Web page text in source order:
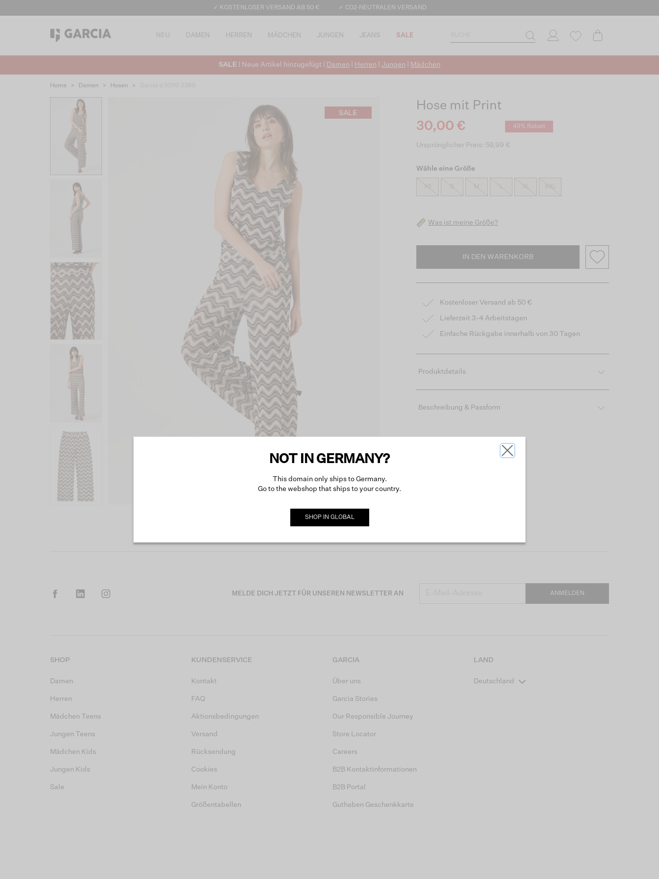
✓ KOSTENLOSER VERSAND AB 50 € ✓ CO2-NEUTRALEN VERSAND
NEU DAMEN HERREN MÄDCHEN JUNGEN JEANS SALE
SALE | Neue Artikel hinzugefügt | Damen Herren Jungen Mädchen
Home > Damen > Hosen >
Hose mit Print
30,00 €
49% Rabatt
Ursprünglicher Preis: 59,99 €
Wähle eine Größe
XS M XL XXL
Was ist meine Größe?
IN DEN WARENKORB
Kostenloser Versand ab 50 €
Lieferzeit 3-4 Arbeitstagen
Einfache Rückgabe innerhalb von 30 Tagen
Produktdetails
Beschreibung & Passform
MELDE DICH JETZT FÜR UNSEREN NEWSLETTER AN ANMELDEN
SHOP
Damen
Herren
Mädchen Teens
Jungen Teens
Mädchen Kids
Jungen Kids
Sale
KUNDENSERVICE
Kontakt
FAQ
Aktionsbedingungen
Versand
Rücksendung
Cookies
Mein Konto
Größentabellen
GARCIA
Über uns
Garcia Stories
Our Responsible Journey
Store Locator
Careers
B2B Kontaktinformationen
B2B Portal
Guthaben Geschenkkarte
LAND
Deutschland
NOT IN GERMANY?
This domain only ships to Germany.
Go to the webshop that ships to your country.
SHOP IN GLOBAL